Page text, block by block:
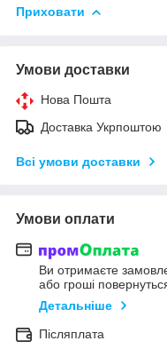
Приховати
Умови доставки
Нова Пошта
Доставка Укрпоштою
Всі умови доставки
Умови оплати
Ви отримаєте
або гроші
Детальніше
Післяплата